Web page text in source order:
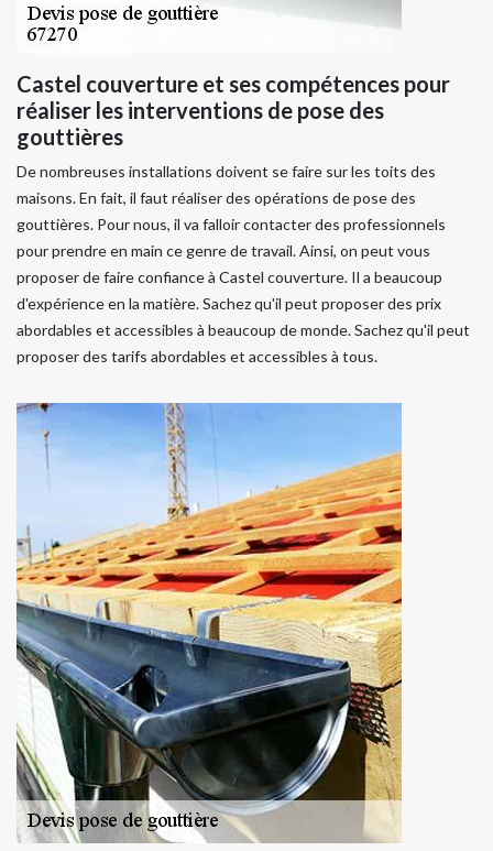
Castel couverture et ses compétences pour
réaliser les interventions de pose des
gouttières
De nombreuses installations doivent se faire sur les toits des
maisons. En fait, il faut réaliser des opérations de pose des
gouttières. Pour nous, il va falloir contacter des professionnels
pour prendre en main ce genre de travail. Ainsi, on peut vous
proposer de faire confiance à Castel couverture. Il a beaucoup
d'expérience en la matière. Sachez qu'il peut proposer des prix
abordables et accessibles à beaucoup de monde. Sachez qu'il peut
proposer des tarifs abordables et accessibles à tous.